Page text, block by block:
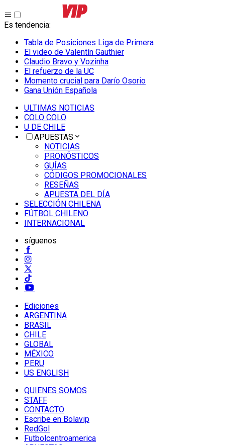
Es tendencia:
Tabla de Posiciones Liga de Primera
El video de Valentín Gauthier
Claudio Bravo y Vozinha
El refuerzo de la UC
Momento crucial para Darío Osorio
Gana Unión Española
ULTIMAS NOTICIAS
COLO COLO
U DE CHILE
APUESTAS
NOTICIAS
PRONÓSTICOS
GUÍAS
CÓDIGOS PROMOCIONALES
RESEÑAS
APUESTA DEL DÍA
SELECCIÓN CHILENA
FÚTBOL CHILENO
INTERNACIONAL
síguenos
Ediciones
ARGENTINA
BRASIL
CHILE
GLOBAL
MÉXICO
PERU
US ENGLISH
QUIENES SOMOS
STAFF
CONTACTO
Escribe en Bolavip
RedGol
Futbolcentroamerica